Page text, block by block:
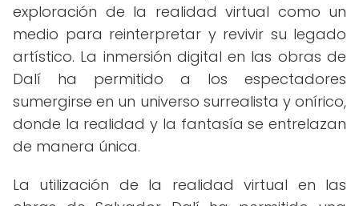
exploración de la realidad virtual como un
medio para reinterpretar y revivir su legado
artístico. La inmersión digital en las obras de
Dalí ha permitido a los espectadores
sumergirse en un universo surrealista y onírico,
donde la realidad y la fantasía se entrelazan
de manera única.
La utilización de la realidad virtual en las